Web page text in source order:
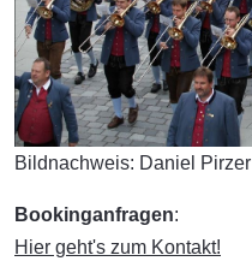
Bildnachweis: Daniel Pirzer
Bookinganfragen:
Hier geht's zum Kontakt!